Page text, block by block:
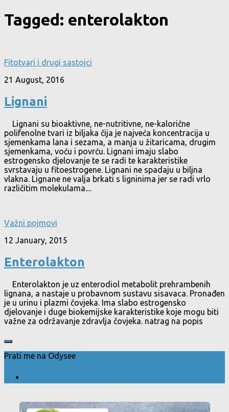
Tagged: enterolakton
Fitotvari i drugi sastojci
21 August, 2016
Lignani
Lignani su bioaktivne, ne-nutritivne, ne-kalorične
polifenolne tvari iz biljaka čija je najveća koncentracija u
sjemenkama lana i sezama, a manja u žitaricama, drugim
sjemenkama, voću i povrću. Lignani imaju slabo
estrogensko djelovanje te se radi te karakteristike
svrstavaju u fitoestrogene. Lignani ne spadaju u biljna
vlakna. Lignane ne valja brkati s ligninima jer se radi vrlo
različitim molekulama....
Važni pojmovi
12 January, 2015
Enterolakton
Enterolakton je uz enterodiol metabolit prehrambenih
lignana, a nastaje u probavnom sustavu sisavaca. Pronađen
je u urinu i plazmi čovjeka. Ima slabo estrogensko
djelovanje i duge biokemijske karakteristike koje mogu biti
važne za održavanje zdravlja čovjeka. natrag na popis
Prati me na Odysee